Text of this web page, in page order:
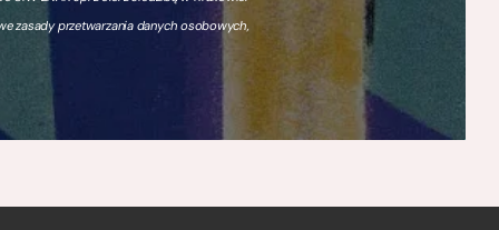
zasady przetwarzania danych osobowych,